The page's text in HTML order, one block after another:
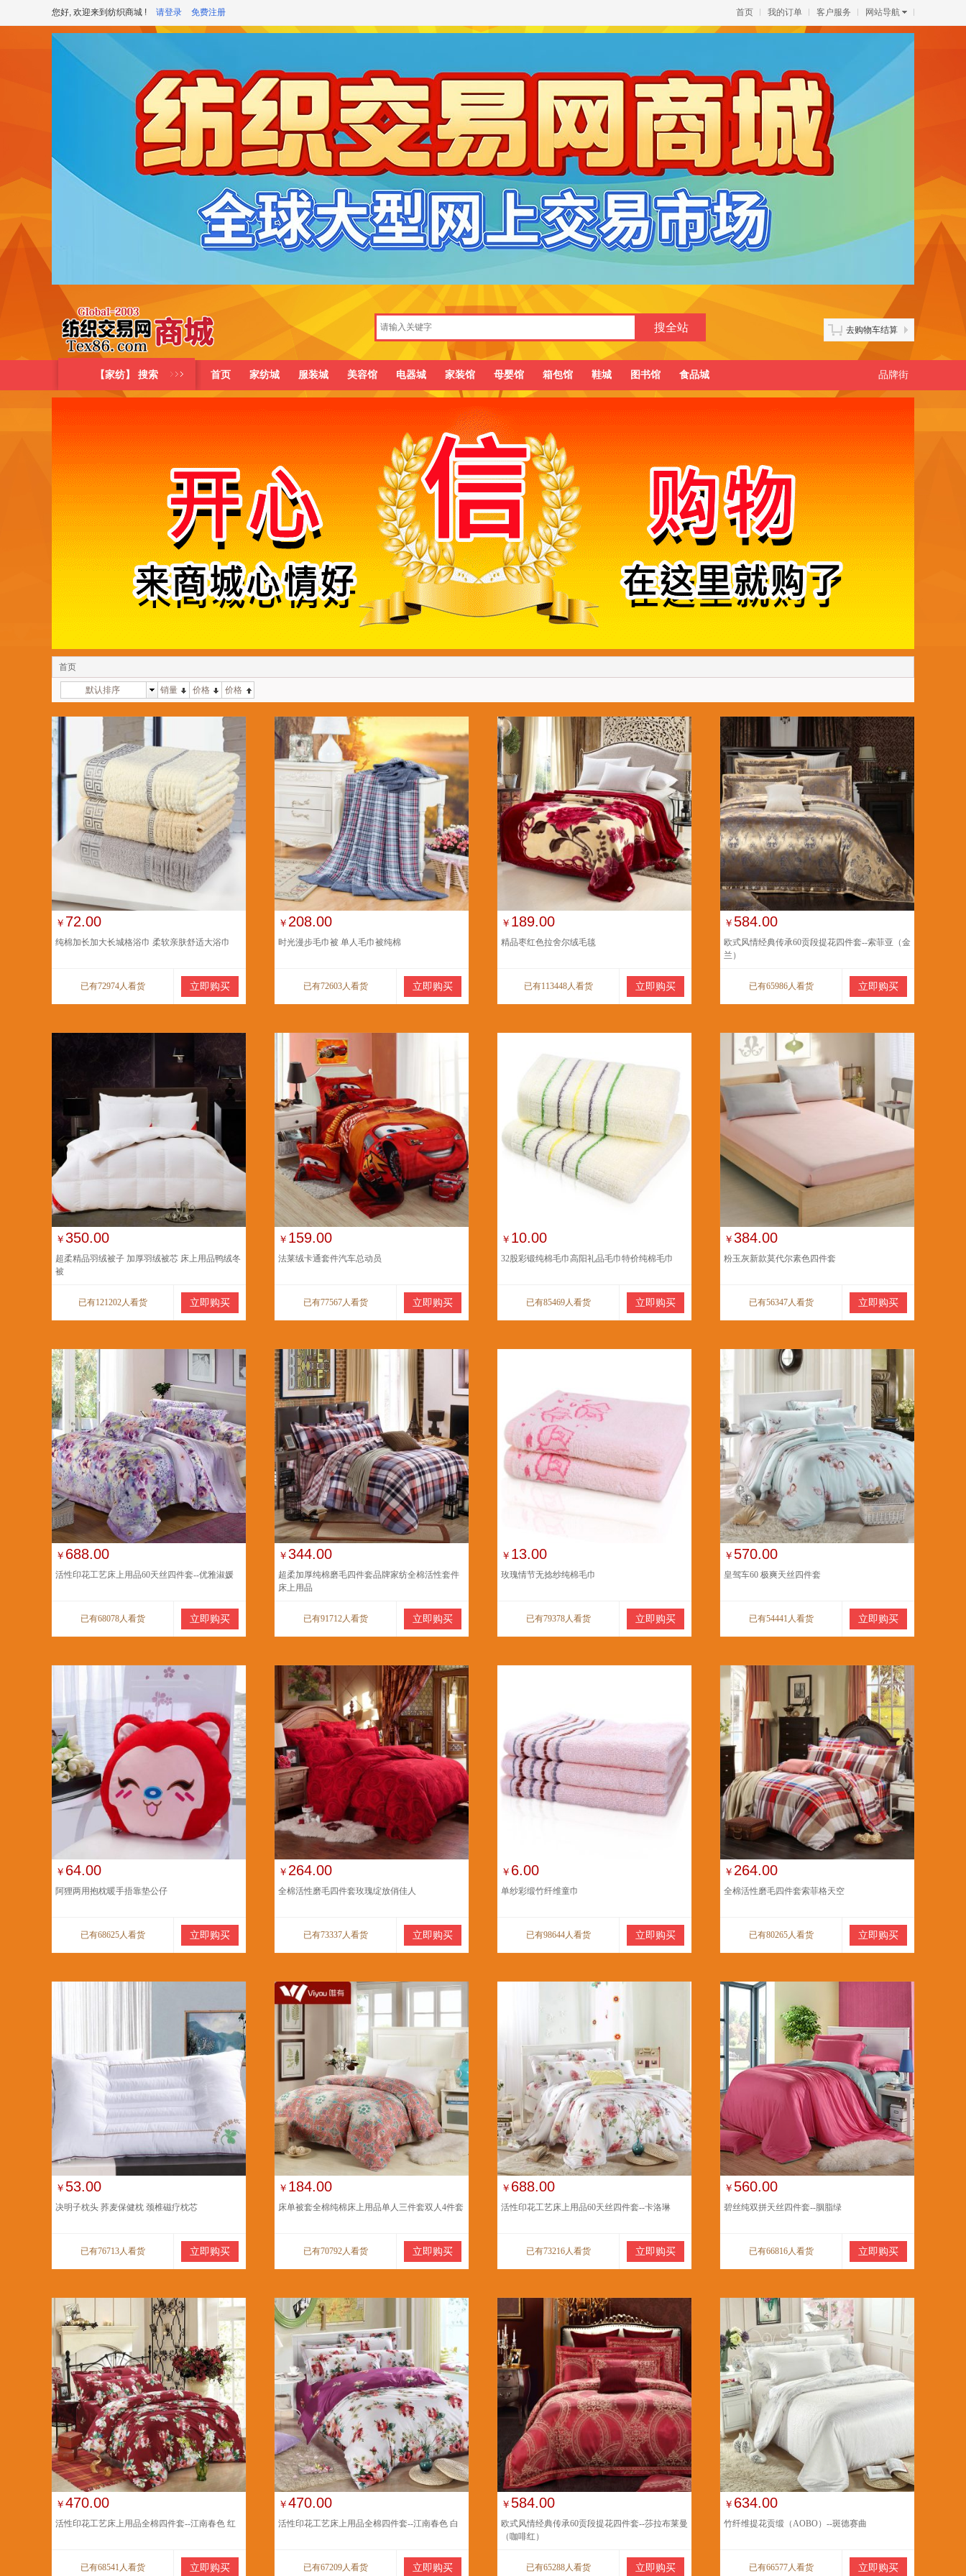
您好, 欢迎来到纺织商城 ! 请登录 免费注册 首页 我的订单 客户服务 网站导航
去购物车结算
【家纺】 搜索 首页 家纺城 服装城 美容馆 电器城 家装馆 母婴馆 箱包馆 鞋城 图书馆 食品城 品牌街
首页
默认排序 销量 价格 价格
￥ 72.00
纯棉加长加大长城格浴巾 柔软亲肤舒适大浴巾
已有72974人看货 立即购买
￥ 208.00
时光漫步毛巾被 单人毛巾被纯棉
已有72603人看货 立即购买
￥ 189.00
精品枣红色拉舍尔绒毛毯
已有113448人看货 立即购买
￥ 584.00
欧式风情经典传承60贡段提花四件套--索菲亚（金
兰）
已有65986人看货 立即购买
￥350.00
超柔精品羽绒被子 加厚羽绒被芯 床上用品鸭绒冬
被
已有121202人看货 立即购买
￥ 159.00
法莱绒卡通套件汽车总动员
已有77567人看货 立即购买
￥ 10.00
32股彩锻纯棉毛巾高阳礼品毛巾特价纯棉毛巾
已有85469人看货 立即购买
￥384.00
粉玉灰新款莫代尔素色四件套
已有56347人看货 立即购买
￥ 688.00
活性印花工艺床上用品60天丝四件套--优雅淑媛
已有68078人看货 立即购买
￥344.00
超柔加厚纯棉磨毛四件套品牌家纺全棉活性套件
床上用品
已有91712人看货 立即购买
￥ 13.00
玫瑰情节无捻纱纯棉毛巾
已有79378人看货 立即购买
￥ 570.00
皇驾车60 极爽天丝四件套
已有54441人看货 立即购买
￥ 64.00
阿狸两用抱枕暖手捂靠垫公仔
已有68625人看货 立即购买
￥ 264.00
全棉活性磨毛四件套玫瑰绽放俏佳人
已有73337人看货 立即购买
￥ 6.00
单纱彩缎竹纤维童巾
已有98644人看货 立即购买
￥ 264.00
全棉活性磨毛四件套索菲格天空
已有80265人看货 立即购买
￥ 53.00
决明子枕头 荞麦保健枕 颈椎磁疗枕芯
已有76713人看货 立即购买
￥ 184.00
床单被套全棉纯棉床上用品单人三件套双人4件套
已有70792人看货 立即购买
￥ 688.00
活性印花工艺床上用品60天丝四件套--卡洛琳
已有73216人看货 立即购买
￥ 560.00
碧丝纯双拼天丝四件套--胭脂绿
已有66816人看货 立即购买
￥470.00
活性印花工艺床上用品全棉四件套--江南春色 红
已有68541人看货 立即购买
￥470.00
活性印花工艺床上用品全棉四件套--江南春色 白
已有67209人看货 立即购买
￥ 584.00
欧式风情经典传承60贡段提花四件套--莎拉布莱曼
（咖啡红）
已有65288人看货 立即购买
￥ 634.00
竹纤维提花贡缎（AOBO）--斑德赛曲
已有66577人看货 立即购买